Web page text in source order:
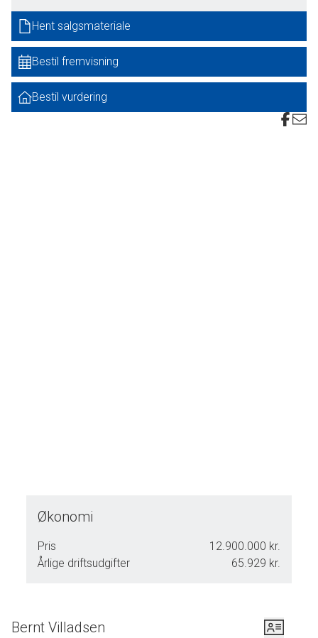
Ligger rimelig samlet omkring og tæt ved bygningerne. Her er total godt 61
ha agerjord, der er bortforpagtet til efter høst 2026. Boniteten er god, hvor
den høje del af jorden er godt muldjord og den lave del er humusholdig eng.
Sælger ønsker at bebo ejendommen i en nærmere aftalt periode efter et
Hent salgsmateriale
Bestil fremvisning
Bestil vurdering
Økonomi
Pris
12.900.000 kr.
Årlige driftsudgifter
65.929 kr.
Bernt Villadsen